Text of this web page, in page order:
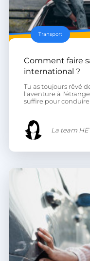
Transport
Comment faire
international ?
Tu as toujours rêvé
l'aventure à
suffire pour conduire
La team